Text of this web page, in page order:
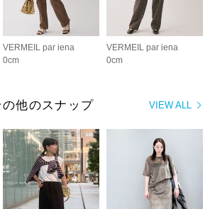
VERMEIL par iena
0cm
VERMEIL par iena
0cm
VIEW ALL
他のスナップ